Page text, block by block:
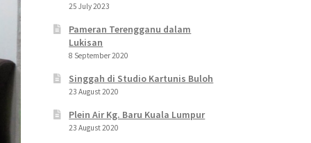
25 July 2023
Pameran Terengganu dalam
Lukisan
8 September 2020
Singgah di Studio Kartunis Buloh
23 August 2020
Plein Air Kg. Baru Kuala Lumpur
23 August 2020